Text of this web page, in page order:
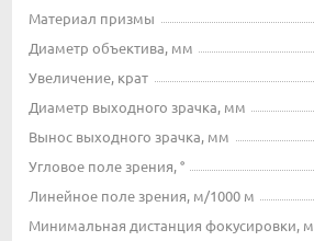
Материал призмы
Диаметр объектива, мм
Увеличение, крат
Диаметр выходного зрачка, мм
Вынос выходного зрачка, мм
Угловое поле зрения, °
Линейное поле зрения, м/1000 м
Минимальная дистанция фокусировки, м